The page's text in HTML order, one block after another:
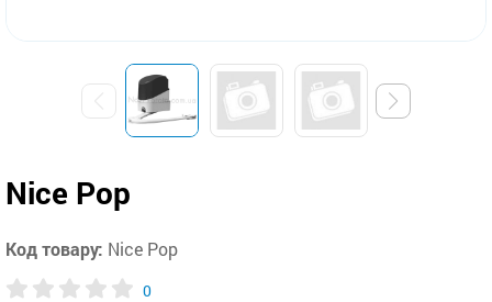
Nice Pop
Код товару: Nice Pop
0